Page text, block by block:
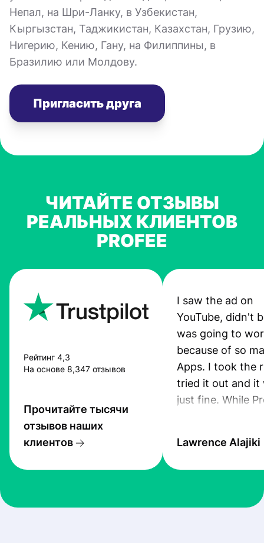
Непал, на Шри-Ланку, в Узбекистан,
Кыргызстан, Таджикистан, Казахстан, Грузию,
Нигерию, Кению, Гану, на Филиппины, в
Бразилию или Молдову.
Пригласить друга
ЧИТАЙТЕ ОТЗЫВЫ
РЕАЛЬНЫХ КЛИЕНТОВ
PROFEE
Рейтинг 4,3
На основе 8,347 отзывов
Прочитайте тысячи
отзывов наших
клиентов
I saw the ad on
YouTube, didn't
was going to
because of so
Apps. I took the
tried it out and it
just fine. While
transfer. Also,
this standard. I
Lawrence Alajiki